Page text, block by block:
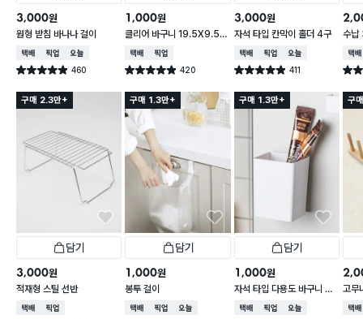
3,000원
원형 받침 바나나 걸이
택배배송매장픽업오늘배송
별점 4.9점 460
건 작성
1,000원
클리어 바구니 19.5X9.5X
6.2cm
택배배송매장픽업
별점 4.9점 420
건 작성
3,000원
자석 타입 칸막이 홀더 4구
택배배송매장픽업오늘배송
별점 4.9점 411
건 작성
수
택배
별점
구매 2.3만+
담기
3,000원
적재형 스틸 선반
택배배송매장픽업
구매 1.3만+
담기
1,000원
봉투 걸이
택배배송매장픽업오늘배송
구매 1.3만+
담기
1,000원
자석 타입 다용도 바구니 소
형
택배배송매장픽업오늘배송
구
고무
택배